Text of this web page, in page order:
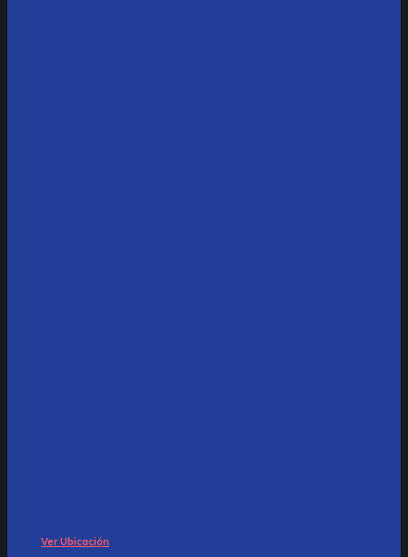
Ver Ubicación